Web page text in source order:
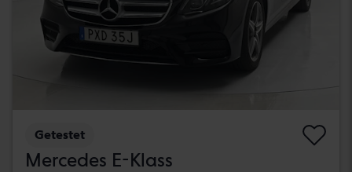
Getestet
Mercedes E-Klass